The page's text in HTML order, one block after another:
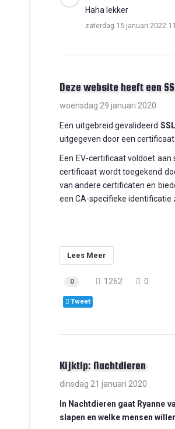
Haha lekker
zaterdag 15 januari 2022
Deze website heeft een
woensdag 29 januari 2020
Een uitgebreid gevalideerd
uitgegeven door een
Een EV-certificaat voldoet
certificaat wordt toegekend
van andere certificaten en
een CA-specifieke
Lees Meer
0 1262 0
Tweet
Kijktip: Nachtdieren
dinsdag 21 januari 2020
In Nachtdieren gaat Ryanne
slapen en welke mensen